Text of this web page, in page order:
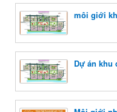
môi giới
Dự án khu